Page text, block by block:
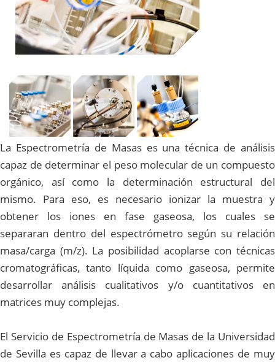
La Espectrometría de Masas es una técnica de análisis
capaz de determinar el peso molecular de un compuesto
orgánico, así como la determinación estructural del
mismo. Para eso, es necesario ionizar la muestra y
obtener los iones en fase gaseosa, los cuales se
separaran dentro del espectrómetro según su relación
masa/carga (m/z). La posibilidad acoplarse con técnicas
cromatográficas, tanto líquida como gaseosa, permite
desarrollar análisis cualitativos y/o cuantitativos en
matrices muy complejas.
El Servicio de Espectrometría de Masas de la Universidad
de Sevilla es capaz de llevar a cabo aplicaciones de muy